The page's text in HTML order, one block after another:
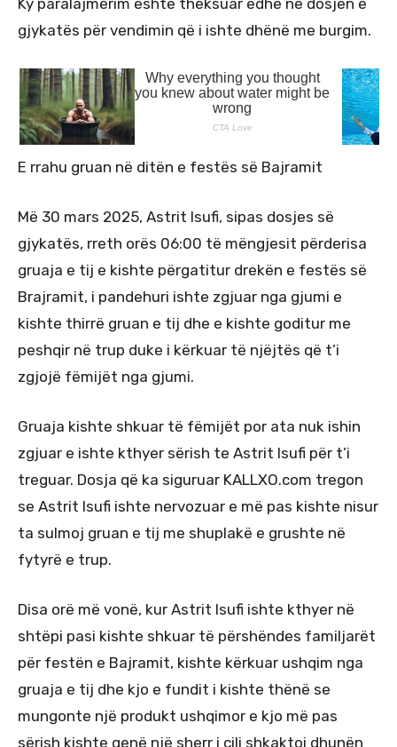
gjykatës për vendimin që i ishte dhënë me burgim.
E rrahu gruan në ditën e festës së Bajramit
Më 30 mars 2025, Astrit Isufi, sipas dosjes së
gjykatës, rreth orës 06:00 të mëngjesit përderisa
gruaja e tij e kishte përgatitur drekën e festës së
Brajramit, i pandehuri ishte zgjuar nga gjumi e
kishte thirrë gruan e tij dhe e kishte goditur me
peshqir në trup duke i kërkuar të njëjtës që t’i
zgjojë fëmijët nga gjumi.
Gruaja kishte shkuar të fëmijët por ata nuk ishin
zgjuar e ishte kthyer sërish te Astrit Isufi për t’i
treguar. Dosja që ka siguruar KALLXO.com tregon
se Astrit Isufi ishte nervozuar e më pas kishte nisur
ta sulmoj gruan e tij me shuplakë e grushte në
fytyrë e trup.
Disa orë më vonë, kur Astrit Isufi ishte kthyer në
shtëpi pasi kishte shkuar të përshëndes familjarët
për festën e Bajramit, kishte kërkuar ushqim nga
gruaja e tij dhe kjo e fundit i kishte thënë se
mungonte një produkt ushqimor e kjo më pas
sërish kishte qenë një sherr i cili shkaktoi dhunën